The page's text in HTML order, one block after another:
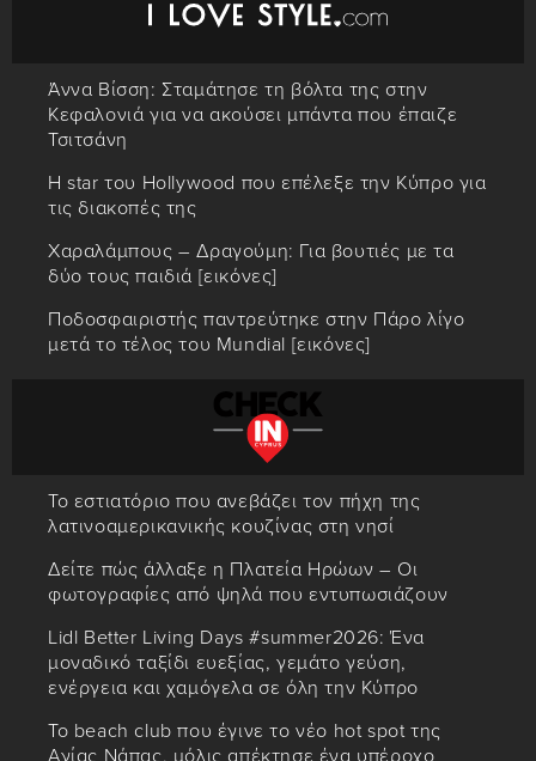
Άννα Βίσση: Σταμάτησε τη βόλτα της στην
Κεφαλονιά για να ακούσει μπάντα που έπαιζε
Τσιτσάνη
Η star του Hollywood που επέλεξε την Κύπρο για
τις διακοπές της
Χαραλάμπους – Δραγούμη: Για βουτιές με τα
δύο τους παιδιά [εικόνες]
Ποδοσφαιριστής παντρεύτηκε στην Πάρο λίγο
μετά το τέλος του Mundial [εικόνες]
Το εστιατόριο που ανεβάζει τον πήχη της
λατινοαμερικανικής κουζίνας στη νησί
Δείτε πώς άλλαξε η Πλατεία Ηρώων – Οι
φωτογραφίες από ψηλά που εντυπωσιάζουν
Lidl Better Living Days #summer2026: Ένα
μοναδικό ταξίδι ευεξίας, γεμάτο γεύση,
ενέργεια και χαμόγελα σε όλη την Κύπρο
Το beach club που έγινε το νέο hot spot της
Αγίας Νάπας, μόλις απέκτησε ένα υπέροχο